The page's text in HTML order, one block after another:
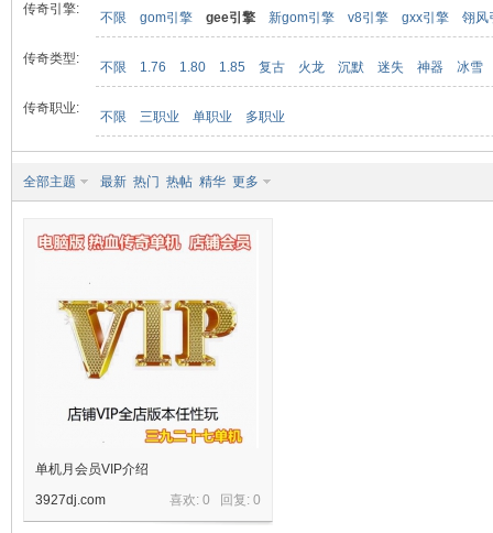
传奇引擎:
不限 gom引擎 gee引擎 新gom引擎 v8引擎 gxx引擎 翎风
传奇类型:
不限 1.76 1.80 1.85 复古 火龙 沉默 迷失 神器 冰雪
传奇职业:
不限 三职业 单职业 多职业
全部主题 最新 热门 热帖 精华 更多
单机月会员VIP介绍
喜欢: 0 回复: 0
3927dj.com